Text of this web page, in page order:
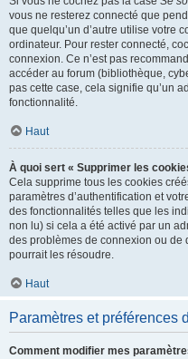
vous ne resterez connecté que
que quelqu’un d’autre utilise votre
ordinateur. Pour rester connecté,
connexion. Ce n’est pas
accéder au forum (bibliothèque,
pas cette case, cela signifie qu’un
fonctionnalité.
Haut
À quoi sert « Supprimer les
Cela supprime tous les cookies
paramètres d’authentification et
des fonctionnalités telles que les
non lu) si cela a été activé par un
des problèmes de connexion ou
pourrait les résoudre.
Haut
Paramètres et préférences
Comment modifier mes